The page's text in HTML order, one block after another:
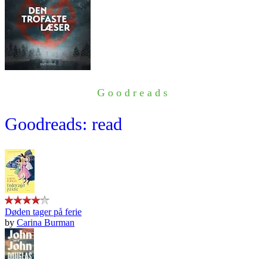
Goodreads
Goodreads: read
Døden tager på ferie
by Carina Burman